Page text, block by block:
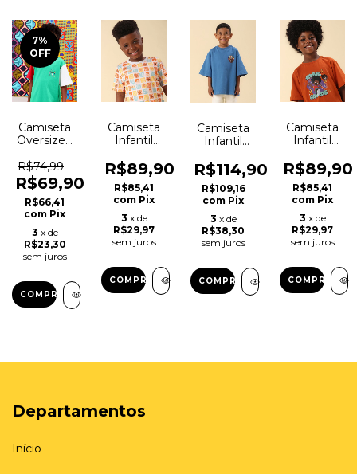
7%
OFF
Camiseta
Oversized
Kioo -
Coleção
Panos &
Panos
Verde
R$74,99
R$69,90
R$66,41
com Pix
3 x de
R$23,30
sem juros
COMPRAR
Camiseta
Infantil
estampa
corrida
"Blec " –
Kioo +
Hora do
Blec
R$89,90
R$85,41
com Pix
3 x de
R$29,97
sem juros
COMPRAR
Camiseta
Infantil
Premium
"Blec" –
KIOO +
Hora do
Blec
R$114,90
R$109,16
com Pix
3 x de
R$38,30
sem juros
COMPRAR
Camiseta
Infantil
Grande –
KIOO +
Hora do
Blec
R$89,90
R$85,41
com Pix
3 x de
R$29,97
sem juros
COMPRAR
Departamentos
Início